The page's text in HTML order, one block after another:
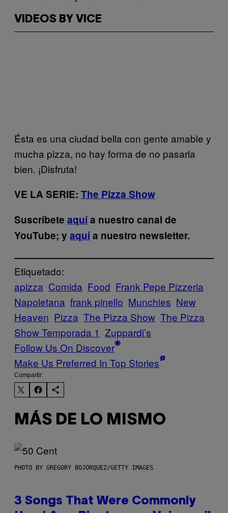
VIDEOS BY VICE
Ésta es una ciudad bella con gente amable y
mucha pizza, no hay forma de no pasarla
bien. ¡Disfruta!
VE LA SERIE: The Pizza Show
Suscríbete aquía nuestro canal de
YouTube; y aquía nuestro newsletter.
Etiquetado:
apizza Comida Food Frank Pepe Pizzeria
Napoletana frank pinello Munchies New
Heaven Pizza The Pizza Show The Pizza
Show Temporada 1 Zuppardi’s
Follow Us On Discover
Make Us Preferred In Top Stories
Compartir:
MÁS DE LO MISMO
PHOTO BY GREGORY BOJORQUEZ/GETTY IMAGES
3 Songs That Were Commonly